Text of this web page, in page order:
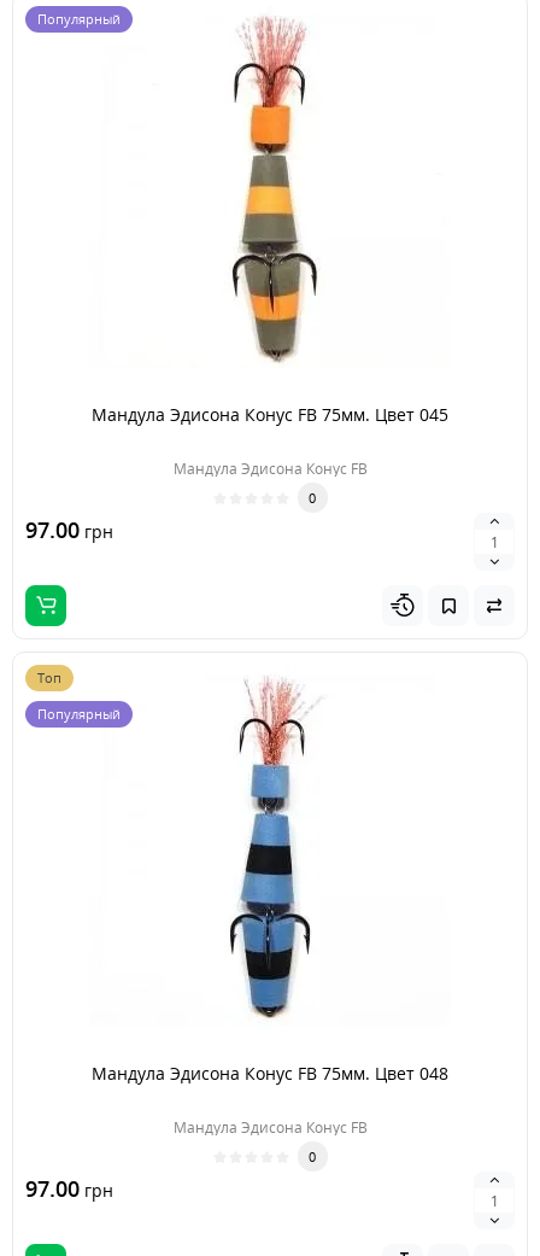
Популярный
Мандула Эдисона Конус FB 75мм. Цвет 045
Мандула Эдисона Конус FB
0
97.00 грн
Топ
Популярный
Мандула Эдисона Конус FB 75мм. Цвет 048
Мандула Эдисона Конус FB
0
97.00 грн